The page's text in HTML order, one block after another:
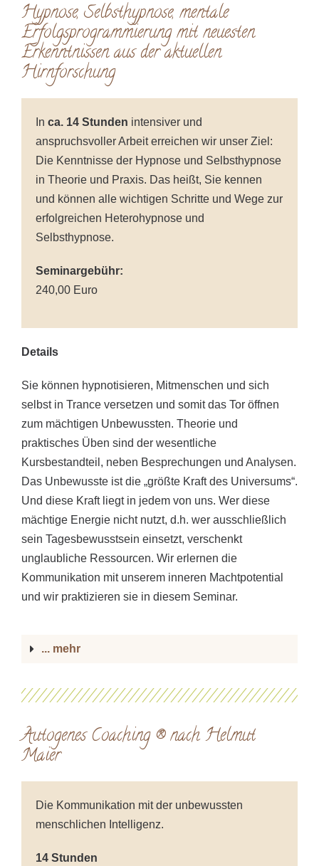
Hypnose, Selbsthypnose, mentale
Erfolgsprogrammierung mit neuesten
Erkenntnissen aus der aktuellen
Hirnforschung
In ca. 14 Stunden intensiver und
anspruchsvoller Arbeit erreichen wir unser Ziel:
Die Kenntnisse der Hypnose und Selbsthypnose
in Theorie und Praxis. Das heißt, Sie kennen
und können alle wichtigen Schritte und Wege zur
erfolgreichen Heterohypnose und
Selbsthypnose.
Seminargebühr:
240,00 Euro
Details
Sie können hypnotisieren, Mitmenschen und sich
selbst in Trance versetzen und somit das Tor öffnen
zum mächtigen Unbewussten. Theorie und
praktisches Üben sind der wesentliche
Kursbestandteil, neben Besprechungen und Analysen.
Das Unbewusste ist die „größte Kraft des Universums“.
Und diese Kraft liegt in jedem von uns. Wer diese
mächtige Energie nicht nutzt, d.h. wer ausschließlich
sein Tagesbewusstsein einsetzt, verschenkt
unglaubliche Ressourcen. Wir erlernen die
Kommunikation mit unserem inneren Machtpotential
und wir praktizieren sie in diesem Seminar.
... mehr
Autogenes Coaching ® nach Helmut
Maier
Die Kommunikation mit der unbewussten
menschlichen Intelligenz.
14 Stunden